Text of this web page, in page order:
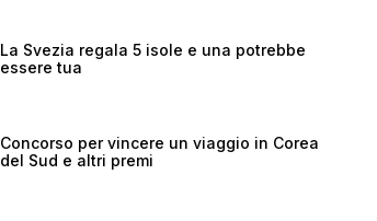
La Svezia regala 5 isole e una potrebbe
essere tua
Concorso per vincere un viaggio in Corea
del Sud e altri premi